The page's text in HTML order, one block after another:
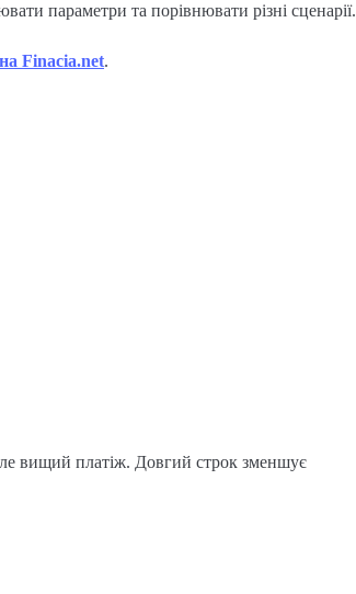
параметри та порівнювати різні сценарії.
Finacia.net.
вищий платіж. Довгий строк зменшує